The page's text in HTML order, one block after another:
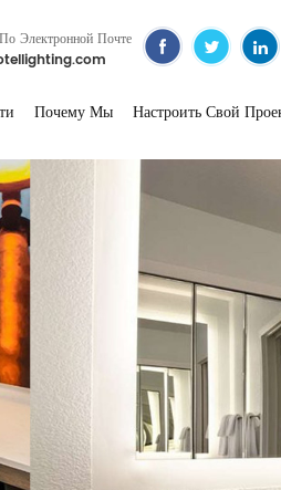
Электронной Почте
Почему Мы Настроить Свой